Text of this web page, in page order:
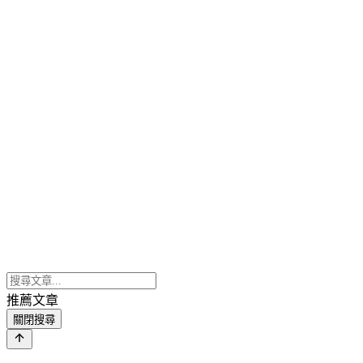
推薦文章
關閉搜尋